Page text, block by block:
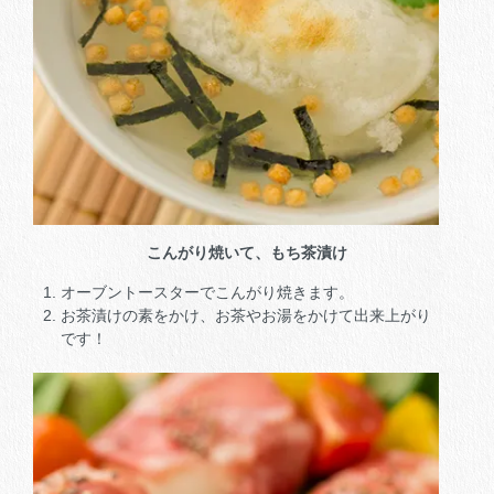
こんがり焼いて、もち茶漬け
オーブントースターでこんがり焼きます。
お茶漬けの素をかけ、お茶やお湯をかけて出来上がり
です！